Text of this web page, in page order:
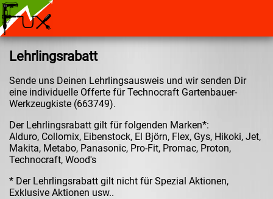
Lehrlingsrabatt
Sende uns Deinen Lehrlingsausweis und wir senden Dir
eine individuelle Offerte für Technocraft Gartenbauer-
Werkzeugkiste (663749).
Der Lehrlingsrabatt gilt für folgenden Marken*:
Alduro, Collomix, Eibenstock, El Björn, Flex, Gys, Hikoki, Jet,
Makita, Metabo, Panasonic, Pro-Fit, Promac, Proton,
Technocraft, Wood's
* Der Lehrlingsrabatt gilt nicht für Spezial Aktionen,
Exklusive Aktionen usw..